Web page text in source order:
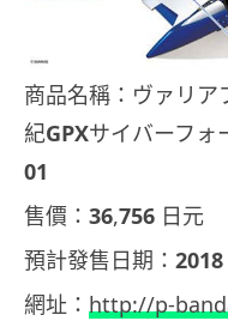
商品名稱：ヴァリア
紀GPXサイバーフォ
01
售價： 36,756 日元
預計發售日期： 2018
網址： http://p-